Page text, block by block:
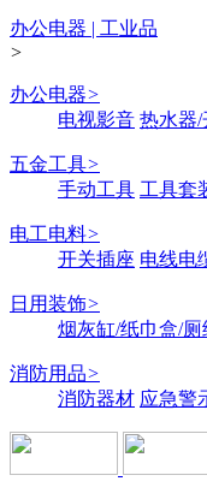
办公电器 | 工业品
>
办公电器>
电视影音 热水器/
五金工具>
手动工具 工具套
电工电料>
开关插座 电线电
日用装饰>
烟灰缸/纸巾盒/厕
消防用品>
消防器材 应急警